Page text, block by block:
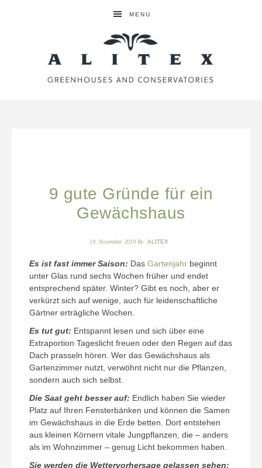
MENU
9 gute Gründe für ein
Gewächshaus
19. November 2019By ALITEX
Es ist fast immer Saison: Das Gartenjahr beginnt
unter Glas rund sechs Wochen früher und endet
entsprechend später. Winter? Gibt es noch, aber er
verkürzt sich auf wenige, auch für leidenschaftliche
Gärtner erträgliche Wochen.
Es tut gut: Entspannt lesen und sich über eine
Extraportion Tageslicht freuen oder den Regen auf das
Dach prasseln hören. Wer das Gewächshaus als
Gartenzimmer nutzt, verwöhnt nicht nur die Pflanzen,
sondern auch sich selbst.
Die Saat geht besser auf: Endlich haben Sie wieder
Platz auf Ihren Fensterbänken und können die Samen
im Gewächshaus in die Erde betten. Dort entstehen
aus kleinen Körnern vitale Jungpflanzen, die – anders
als im Wohnzimmer – genug Licht bekommen haben.
Sie werden die Wettervorhersage gelassen sehen: